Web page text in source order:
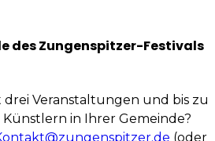
des Zungenspitzer-Festivals
drei Veranstaltungen und bis zu
in Ihrer Gemeinde?
(oder